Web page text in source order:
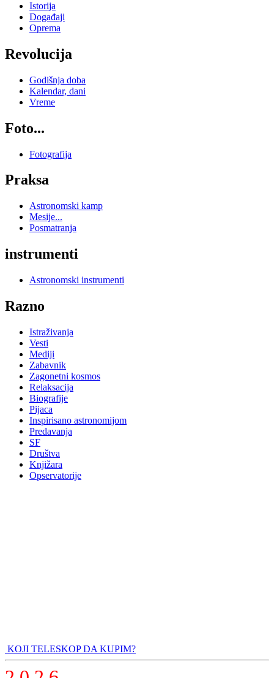
Istorija
Događaji
Oprema
Revolucija
Godišnja doba
Kalendar, dani
Vreme
Foto...
Fotografija
Praksa
Astronomski kamp
Mesije...
Posmatranja
instrumenti
Astronomski instrumenti
Razno
Istraživanja
Vesti
Mediji
Zabavnik
Zagonetni kosmos
Relaksacija
Biografije
Pijaca
Inspirisano astronomijom
Predavanja
SF
Društva
Knjižara
Opservatorije
KOJI TELESKOP DA KUPIM?